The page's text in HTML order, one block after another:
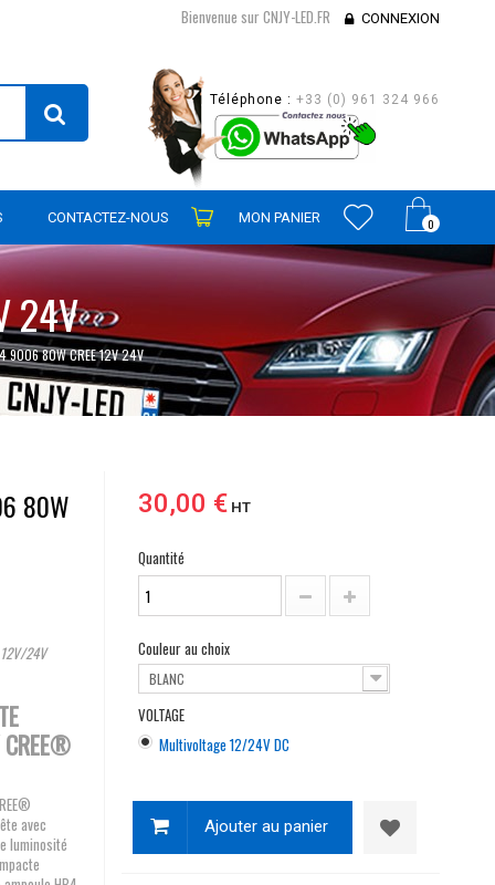
Bienvenue sur CNJY-LED.FR CONNEXION
Téléphone : +33 (0) 961 324 966
0
CONTACTEZ-NOUS MON PANIER
24V
9006 80W CREE 12V 24V
80W
24V
avec
luminosité
30,00 €HT
Quantité
Couleur au choix
BLANC
VOLTAGE
Multivoltage 12/24V DC
Ajouter au panier